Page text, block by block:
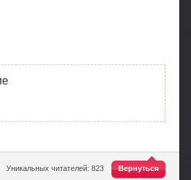
Вернуться
Уникальных читателей: 823